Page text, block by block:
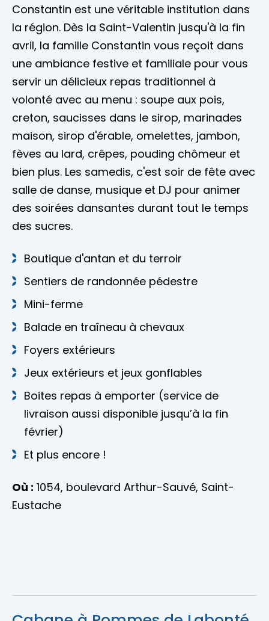
Constantin est une véritable institution dans
la région. Dès la Saint-Valentin jusqu'à la fin
avril, la famille Constantin vous reçoit dans
une ambiance festive et familiale pour vous
servir un délicieux repas traditionnel à
volonté avec au menu : soupe aux pois,
creton, saucisses dans le sirop, marinades
maison, sirop d'érable, omelettes, jambon,
fèves au lard, crêpes, pouding chômeur et
bien plus. Les samedis, c'est soir de fête avec
salle de danse, musique et DJ pour animer
des soirées dansantes durant tout le temps
des sucres.
Boutique d'antan et du terroir
Sentiers de randonnée pédestre
Mini-ferme
Balade en traîneau à chevaux
Foyers extérieurs
Jeux extérieurs et jeux gonflables
Boites repas à emporter (service de
livraison aussi disponible jusqu’à la fin
février)
Et plus encore !
Où : 1054, boulevard Arthur-Sauvé, Saint-
Eustache